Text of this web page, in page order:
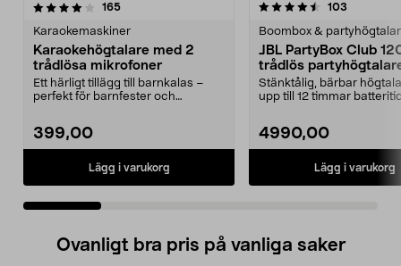
165recensioner
Karaokemaskiner
Karaokehögtalare med 2
trådlösa mikrofoner
Ett härligt tillägg till barnkalas –
perfekt för barnfester och
399,00
Lägg i varukorg
4.5 av 5 stjärnor 103
Boombox &
JBL PartyBox Club
trådlös
Stänktålig, bärbar
upp till 12 timmar
4990,00
Lägg i varukorg
4.0 av 5 stjärnor
Ovanligt bra pris på vanliga saker